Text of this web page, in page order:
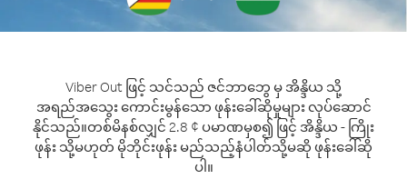
Viber Out ဖြင့် သင်သည် ဇင်ဘာဘွေ မှ အိန္ဒိယ သို့
အရည်အသွေး ကောင်းမွန်သော ဖုန်းခေါ်ဆိုမှုများ လုပ်ဆောင်
နိုင်သည်။တစ်မိနစ်လျှင် 2.8 ¢ ပမာဏမှစ၍ ဖြင့် အိန္ဒိယ - ကြိုး
ဖုန်း သို့မဟုတ် မိုဘိုင်းဖုန်း မည်သည့်နံပါတ်သို့မဆို ဖုန်းခေါ်ဆို
ပါ။